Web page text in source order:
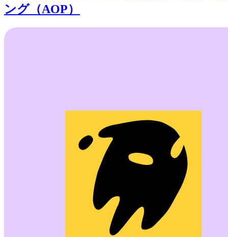
ング（AOP）